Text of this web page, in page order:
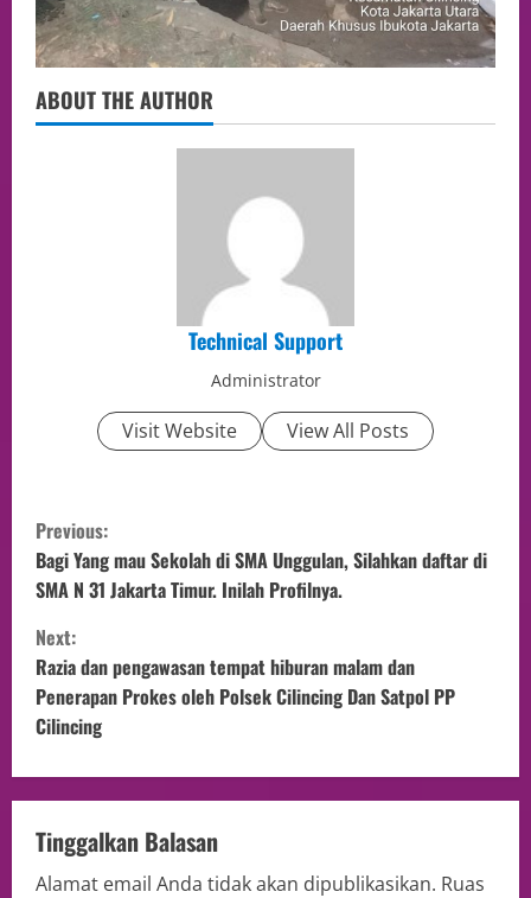
ABOUT THE AUTHOR
Technical Support
Administrator
Visit Website View All Posts
Previous:
Bagi Yang mau Sekolah di SMA Unggulan, Silahkan daftar di
SMA N 31 Jakarta Timur. Inilah Profilnya.
Next:
Razia dan pengawasan tempat hiburan malam dan
Penerapan Prokes oleh Polsek Cilincing Dan Satpol PP
Cilincing
Tinggalkan Balasan
Alamat email Anda tidak akan dipublikasikan. Ruas